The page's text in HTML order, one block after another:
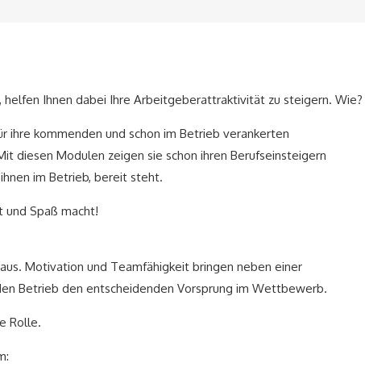
Ihnen dabei Ihre Arbeitgeberattraktivität zu steigern. Wie?
ihre kommenden und schon im Betrieb verankerten
diesen Modulen zeigen sie schon ihren Berufseinsteigern
im Betrieb, bereit steht.
und Spaß macht!
Motivation und Teamfähigkeit bringen neben einer
Betrieb den entscheidenden Vorsprung im Wettbewerb.
Rolle.